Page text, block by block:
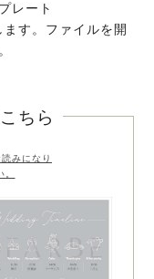
レート
す。ファイルを開
ちら
みになり